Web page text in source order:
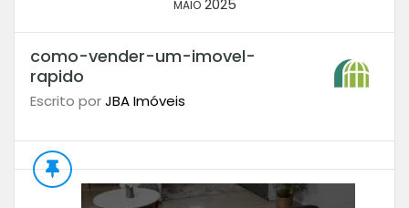
MAIO 2025
como-vender-um-imovel-
rapido
Escrito porJBA Imóveis